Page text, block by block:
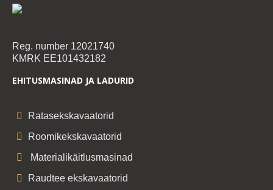
Reg. number 12021740
KMRK EE101432182
EHITUSMASINAD JA LADURID
Ratasekskavaatorid
Roomikekskavaatorid
Materialikäitlusmasinad
Raudtee ekskavaatorid